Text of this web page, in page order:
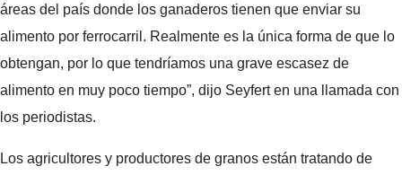
áreas del país donde los ganaderos tienen que enviar su
alimento por ferrocarril. Realmente es la única forma de que lo
obtengan, por lo que tendríamos una grave escasez de
alimento en muy poco tiempo”, dijo Seyfert en una llamada con
los periodistas.
Los agricultores y productores de granos están tratando de